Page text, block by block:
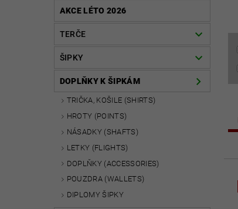
AKCE LÉTO 2026
TERČE
ŠIPKY
DOPLŇKY K ŠIPKÁM
TRIČKA, KOŠILE (SHIRTS)
HROTY (POINTS)
NÁSADKY (SHAFTS)
LETKY (FLIGHTS)
DOPLŇKY (ACCESSORIES)
POUZDRA (WALLETS)
DIPLOMY ŠIPKY